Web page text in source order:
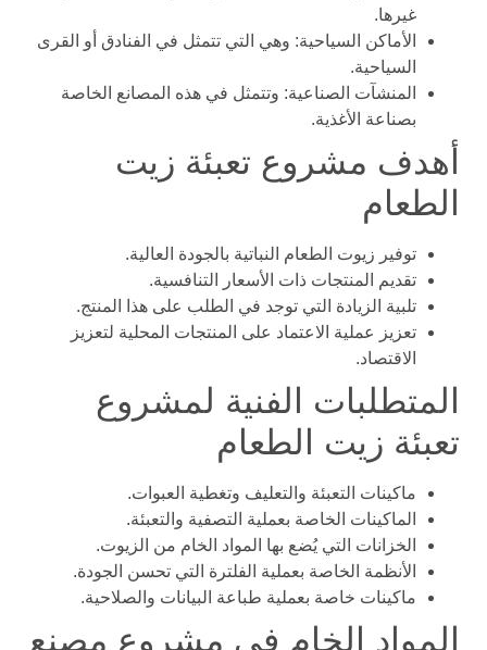
غيرها.
الأماكن السياحية: وهي التي تتمثل في الفنادق أو القرى
السياحية.
المنشآت الصناعية: وتتمثل في هذه المصانع الخاصة
بصناعة الأغذية.
أهدف مشروع تعبئة زيت
الطعام
توفير زيوت الطعام النباتية بالجودة العالية.
تقديم المنتجات ذات الأسعار التنافسية.
تلبية الزيادة التي توجد في الطلب على هذا المنتج.
تعزيز عملية الاعتماد على المنتجات المحلية لتعزيز
الاقتصاد.
المتطلبات الفنية لمشروع
تعبئة زيت الطعام
ماكينات التعبئة والتعليف وتغطية العبوات.
الماكينات الخاصة بعملية التصفية والتعبئة.
الخزانات التي يُضع بها المواد الخام من الزيوت.
الأنظمة الخاصة بعملية الفلترة التي تحسن الجودة.
ماكينات خاصة بعملية طباعة البيانات والصلاحية.
المواد الخام في مشروع مصنع